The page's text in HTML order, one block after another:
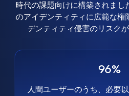
時代の課題向けに構築されまし
のアイデンティティに広範な権
デンティティ侵害のリスク
96%
人間ユーザーのうち、必要